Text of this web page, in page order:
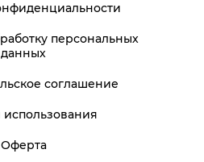
персональных
данных
соглашение
использования
Оферта